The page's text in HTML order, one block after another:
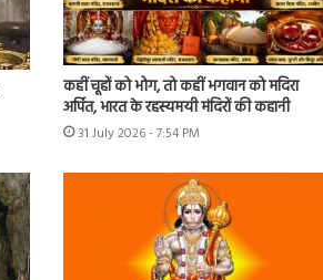
कहीं चूहों को भोग, तो कहीं भगवान को मदिरा
अर्पित, भारत के रहस्यमयी मंदिरों की कहानी
31 July 2026 - 7:54 PM